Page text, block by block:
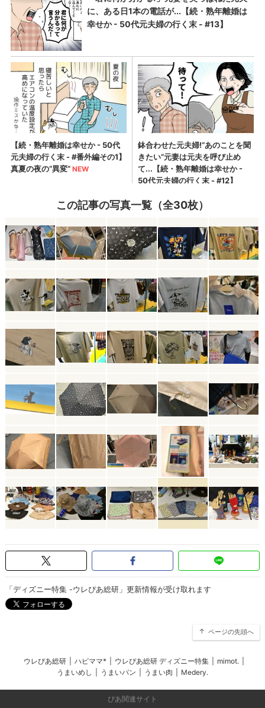
この記事の写真一覧（全30枚）
「ディズニー特集 -ウレぴあ総研」更新情報が受け取れます
ページの先頭へ
ウレぴあ総研 ハピママ* ウレぴあ総研 ディズニー特集 mimot.
うまいめし
うまいパン うまい肉 Medery.
ぴあ関連サイト